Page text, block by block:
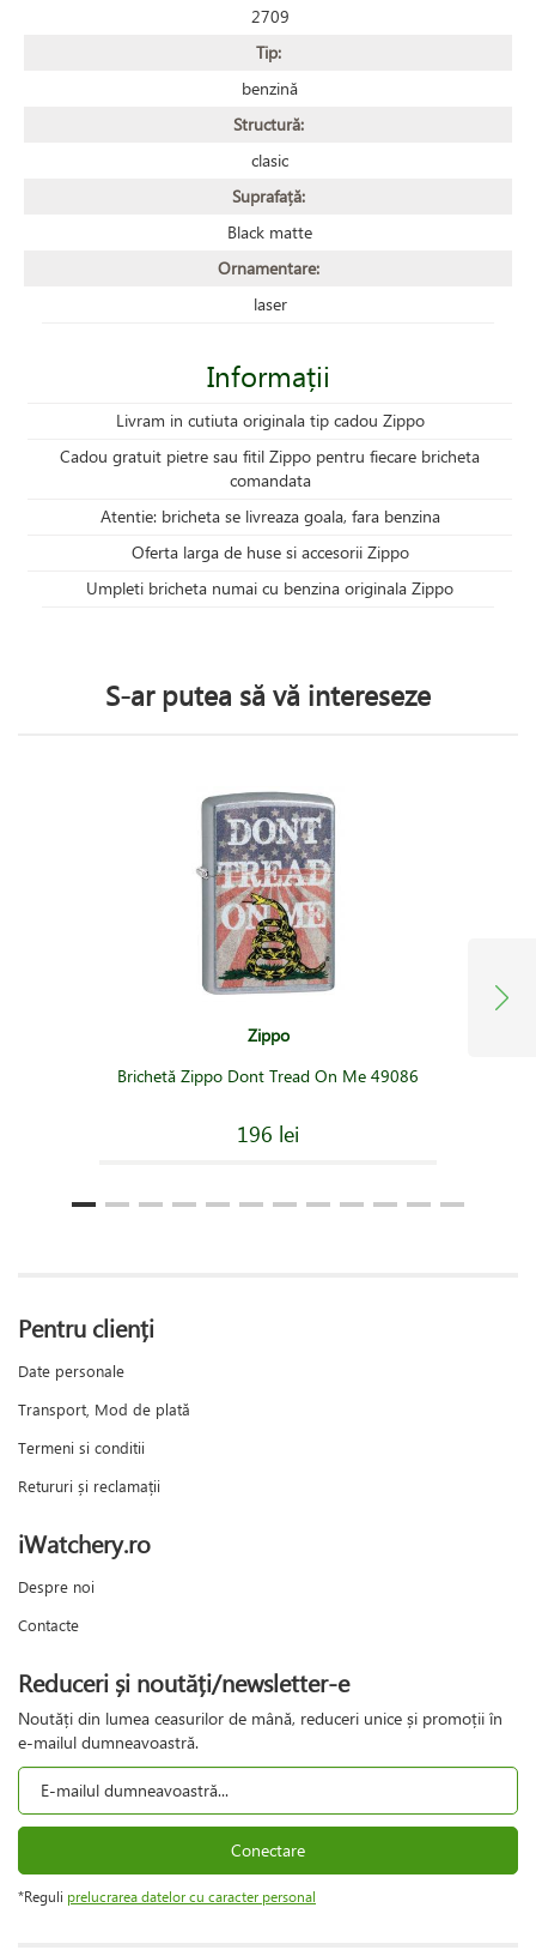
2709
Tip:
benzină
Structură:
clasic
Suprafață:
Black matte
Ornamentare:
laser
Informații
Livram in cutiuta originala tip cadou Zippo
Cadou gratuit pietre sau fitil Zippo pentru fiecare bricheta
comandata
Atentie: bricheta se livreaza goala, fara benzina
Oferta larga de huse si accesorii Zippo
Umpleti bricheta numai cu benzina originala Zippo
S-ar putea să vă intereseze
Zippo
Brichetă Zippo Dont Tread On Me 49086
196 lei
Pentru clienți
Date personale
Transport, Mod de plată
Termeni si conditii
Retururi și reclamații
iWatchery.ro
Despre noi
Contacte
Reduceri și noutăți/newsletter-e
Noutăți din lumea ceasurilor de mână, reduceri unice și promoții în
e-mailul dumneavoastră.
Conectare
*Reguli prelucrarea datelor cu caracter personal